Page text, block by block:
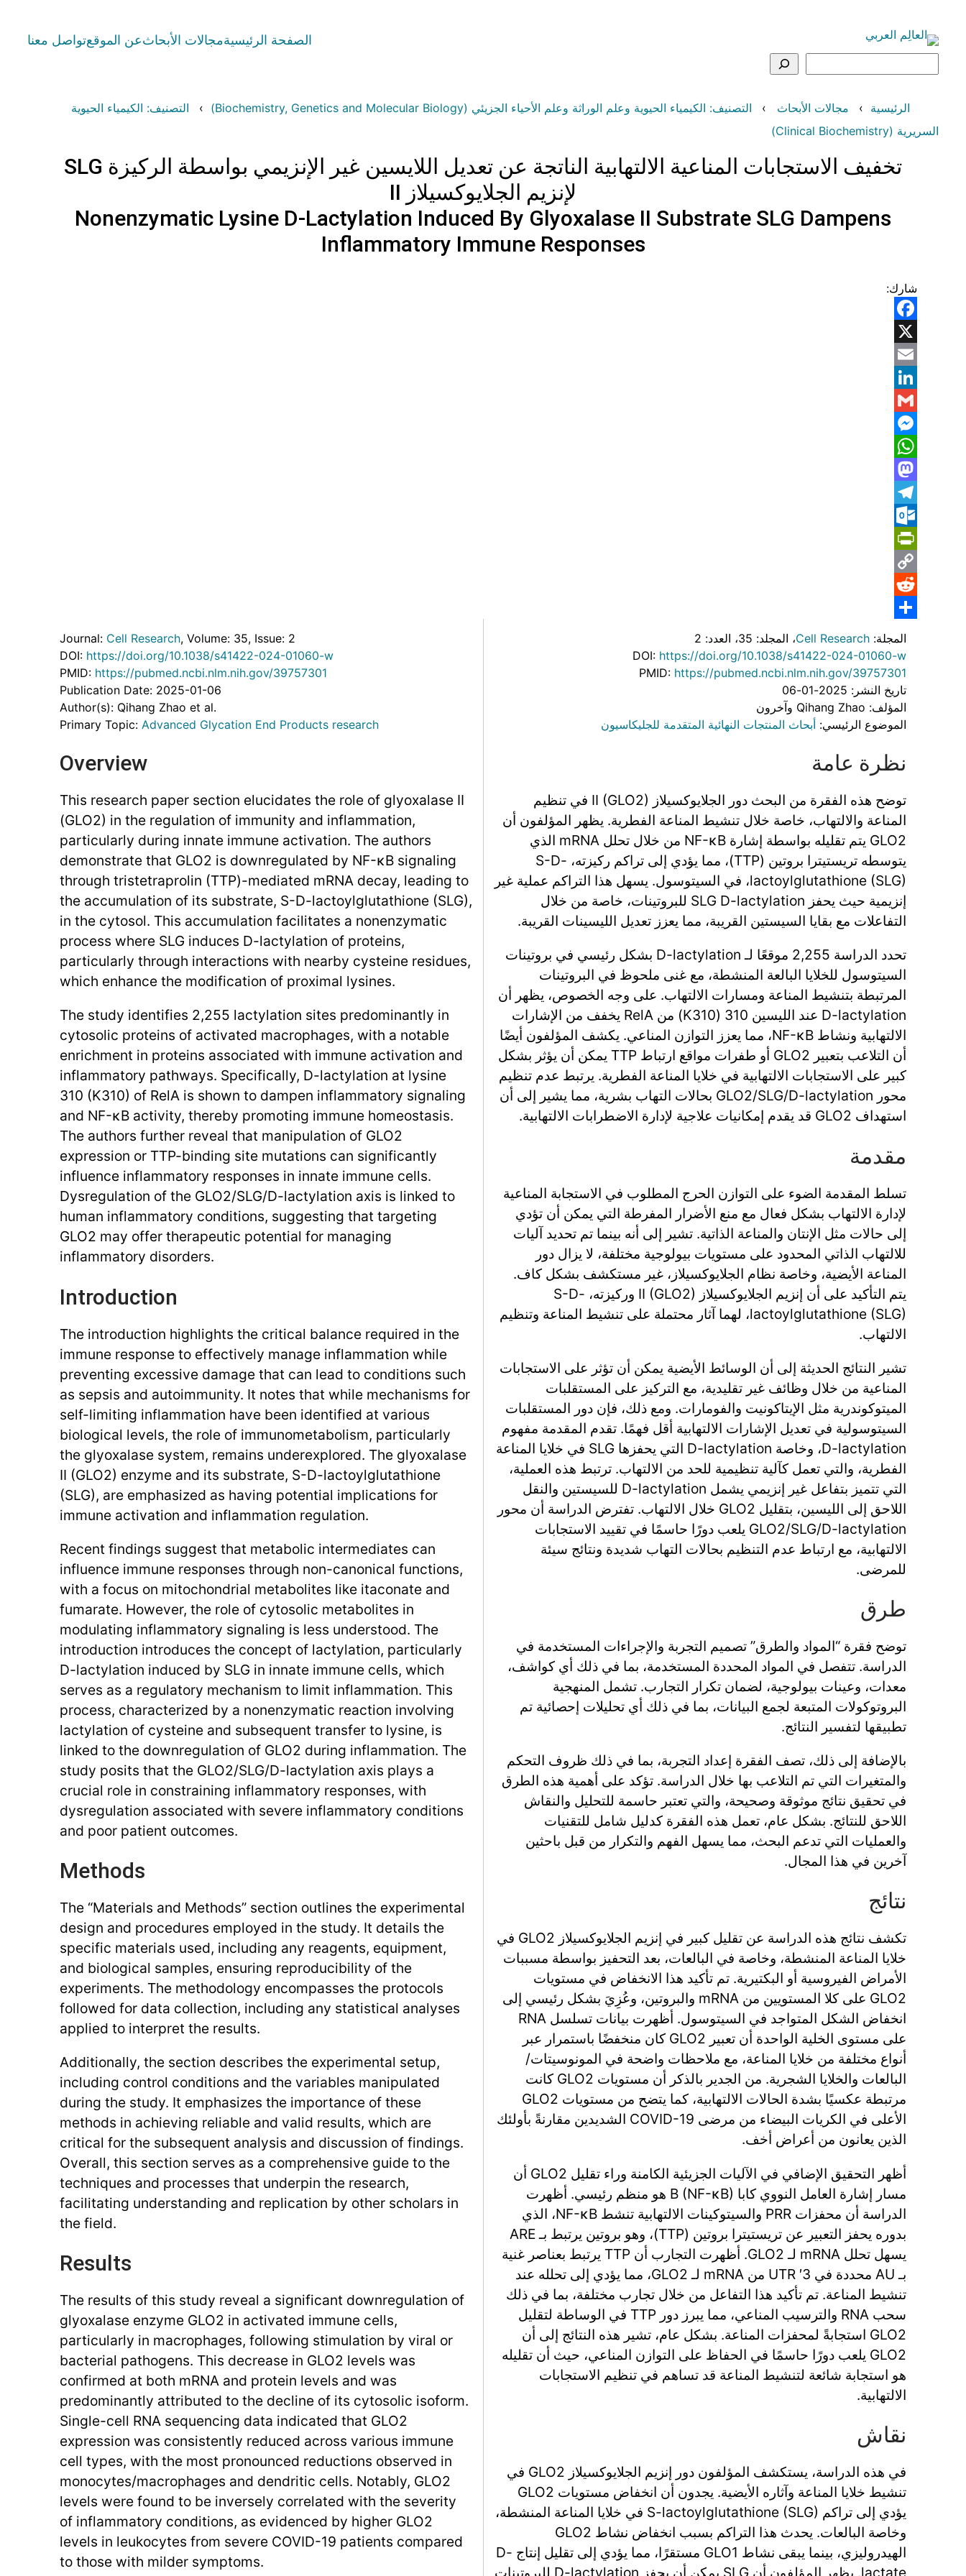
المحتوى
الصفحة الرئيسيةمجالات الأبحاثعن الموقعتواصل معنا
الرئيسية مجالات الأبحاث التصنيف: الكيمياء الحيوية وعلم الوراثة وعلم الأحياء الجزيئي (Biochemistry, Genetics and Molecular Biology)
التصنيف: الكيمياء الحيوية
السريرية (Clinical Biochemistry)
تخفيف الاستجابات المناعية الالتهابية الناتجة عن تعديل اللايسين غير الإنزيمي بواسطة الركيزة SLG
لإنزيم الجلايوكسيلاز II
Nonenzymatic Lysine D-Lactylation Induced By Glyoxalase II Substrate SLG Dampens
Inflammatory Immune Responses
شارك:
Facebook
X
Email
LinkedIn
Gmail
Messenger
WhatsApp
Mastodon
Telegram
Outlook.com
PrintFriendly
Copy
Link
Reddit
Share
المجلة: Cell Research، المجلد: 35
، العدد: 2
DOI: https://doi.org/10.1038/s41422-024-01060-w
PMID: https://pubmed.ncbi.nlm.nih.gov/39757301
تاريخ النشر: 2025-01-06
المؤلف: Qihang Zhao وآخرون
الموضوع الرئيسي: أبحاث المنتجات النهائية المتقدمة للجليكاسيون
نظرة عامة
توضح هذه الفقرة من البحث دور الجلايوكسيلاز II (GLO2) في تنظيم
المناعة والالتهاب، خاصة خلال تنشيط المناعة الفطرية. يظهر المؤلفون أن
GLO2 يتم تقليله بواسطة إشارة NF-κB من خلال تحلل mRNA الذي
يتوسطه تريستيترا بروتين (TTP)، مما يؤدي إلى تراكم ركيزته، S-D-
lactoylglutathione (SLG)، في السيتوسول. يسهل هذا التراكم عملية غير
إنزيمية حيث يحفز SLG D-lactylation للبروتينات، خاصة من خلال
التفاعلات مع بقايا السيستين القريبة، مما يعزز تعديل الليسينات القريبة.
تحدد الدراسة 2,255 موقعًا لـ D-lactylation بشكل رئيسي في بروتينات
السيتوسول للخلايا البالعة المنشطة، مع غنى ملحوظ في البروتينات
المرتبطة بتنشيط المناعة ومسارات الالتهاب. على وجه الخصوص، يظهر أن
D-lactylation عند الليسين 310 (K310) من RelA يخفف من الإشارات
الالتهابية ونشاط NF-κB، مما يعزز التوازن المناعي. يكشف المؤلفون أيضًا
أن التلاعب بتعبير GLO2 أو طفرات مواقع ارتباط TTP يمكن أن يؤثر بشكل
كبير على الاستجابات الالتهابية في خلايا المناعة الفطرية. يرتبط عدم تنظيم
محور GLO2/SLG/D-lactylation بحالات التهاب بشرية، مما يشير إلى أن
استهداف GLO2 قد يقدم إمكانيات علاجية لإدارة الاضطرابات الالتهابية.
مقدمة
تسلط المقدمة الضوء على التوازن الحرج المطلوب في الاستجابة المناعية
لإدارة الالتهاب بشكل فعال مع منع الأضرار المفرطة التي يمكن أن تؤدي
إلى حالات مثل الإنتان والمناعة الذاتية. تشير إلى أنه بينما تم تحديد آليات
للالتهاب الذاتي المحدود على مستويات بيولوجية مختلفة، لا يزال دور
المناعة الأيضية، وخاصة نظام الجلايوكسيلاز، غير مستكشف بشكل كاف.
يتم التأكيد على أن إنزيم الجلايوكسيلاز II (GLO2) وركيزته، S-D-
lactoylglutathione (SLG)، لهما آثار محتملة على تنشيط المناعة وتنظيم
الالتهاب.
تشير النتائج الحديثة إلى أن الوسائط الأيضية يمكن أن تؤثر على الاستجابات
المناعية من خلال وظائف غير تقليدية، مع التركيز على المستقلبات
الميتوكوندرية مثل الإيتاكونيت والفومارات. ومع ذلك، فإن دور المستقلبات
السيتوسولية في تعديل الإشارات الالتهابية أقل فهمًا. تقدم المقدمة مفهوم
D-lactylation، وخاصة D-lactylation التي يحفزها SLG في خلايا المناعة
الفطرية، والتي تعمل كآلية تنظيمية للحد من الالتهاب. ترتبط هذه العملية،
التي تتميز بتفاعل غير إنزيمي يشمل D-lactylation للسيستين والنقل
اللاحق إلى الليسين، بتقليل GLO2 خلال الالتهاب. تفترض الدراسة أن محور
GLO2/SLG/D-lactylation يلعب دورًا حاسمًا في تقييد الاستجابات
الالتهابية، مع ارتباط عدم التنظيم بحالات التهاب شديدة ونتائج سيئة
للمرضى.
طرق
توضح فقرة “المواد والطرق” تصميم التجربة والإجراءات المستخدمة في
الدراسة. تتفصل في المواد المحددة المستخدمة، بما في ذلك أي كواشف،
معدات، وعينات بيولوجية، لضمان تكرار التجارب. تشمل المنهجية
البروتوكولات المتبعة لجمع البيانات، بما في ذلك أي تحليلات إحصائية تم
تطبيقها لتفسير النتائج.
بالإضافة إلى ذلك، تصف الفقرة إعداد التجربة، بما في ذلك ظروف التحكم
والمتغيرات التي تم التلاعب بها خلال الدراسة. تؤكد على أهمية هذه الطرق
في تحقيق نتائج موثوقة وصحيحة، والتي تعتبر حاسمة للتحليل والنقاش
اللاحق للنتائج. بشكل عام، تعمل هذه الفقرة كدليل شامل للتقنيات
والعمليات التي تدعم البحث، مما يسهل الفهم والتكرار من قبل باحثين
آخرين في هذا المجال.
نتائج
تكشف نتائج هذه الدراسة عن تقليل كبير في إنزيم الجلايوكسيلاز GLO2 في
خلايا المناعة المنشطة، وخاصة في البالعات، بعد التحفيز بواسطة مسببات
الأمراض الفيروسية أو البكتيرية. تم تأكيد هذا الانخفاض في مستويات
GLO2 على كلا المستويين من mRNA والبروتين، وعُزِيَ بشكل رئيسي إلى
انخفاض الشكل المتواجد في السيتوسول. أظهرت بيانات تسلسل RNA
على مستوى الخلية الواحدة أن تعبير GLO2 كان منخفضًا باستمرار عبر
أنواع مختلفة من خلايا المناعة، مع ملاحظات واضحة في المونوسيتات/
البالعات والخلايا الشجرية. من الجدير بالذكر أن مستويات GLO2 كانت
مرتبطة عكسيًا بشدة الحالات الالتهابية، كما يتضح من مستويات GLO2
الأعلى في الكريات البيضاء من مرضى COVID-19 الشديدين مقارنةً بأولئك
الذين يعانون من أعراض أخف.
أظهر التحقيق الإضافي في الآليات الجزيئية الكامنة وراء تقليل GLO2 أن
مسار إشارة العامل النووي كابا B (NF-κB) هو منظم رئيسي. أظهرت
الدراسة أن محفزات PRR والسيتوكينات الالتهابية تنشط NF-κB، الذي
بدوره يحفز التعبير عن تريستيترا بروتين (TTP)، وهو بروتين يرتبط بـ ARE
يسهل تحلل mRNA لـ GLO2. أظهرت التجارب أن TTP يرتبط بعناصر غنية
بـ AU محددة في 3′ UTR من mRNA لـ GLO2، مما يؤدي إلى تحلله عند
تنشيط المناعة. تم تأكيد هذا التفاعل من خلال تجارب مختلفة، بما في ذلك
سحب RNA والترسيب المناعي، مما يبرز دور TTP في الوساطة لتقليل
GLO2 استجابةً لمحفزات المناعة. بشكل عام، تشير هذه النتائج إلى أن
GLO2 يلعب دورًا حاسمًا في الحفاظ على التوازن المناعي، حيث أن تقليله
هو استجابة شائعة لتنشيط المناعة قد تساهم في تنظيم الاستجابات
الالتهابية.
نقاش
في هذه الدراسة، يستكشف المؤلفون دور إنزيم الجلايوكسيلاز GLO2 في
تنشيط خلايا المناعة وآثاره الأيضية. يجدون أن انخفاض مستويات GLO2
يؤدي إلى تراكم S-lactoylglutathione (SLG) في خلايا المناعة المنشطة،
وخاصة البالعات. يحدث هذا التراكم بسبب انخفاض نشاط GLO2
الهيدروليزي، بينما يبقى نشاط GLO1 مستقرًا، مما يؤدي إلى تقليل إنتاج D-
lactate. يظهر المؤلفون أن SLG يمكن أن يحفز D-lactylation للبروتينات
Journal: Cell Research, Volume: 35, Issue: 2
DOI: https://doi.org/10.1038/s41422-024-01060-w
PMID: https://pubmed.ncbi.nlm.nih.gov/39757301
Publication Date: 2025-01-06
Author(s): Qihang Zhao et al.
Primary Topic: Advanced Glycation End Products research
Overview
This research paper section elucidates the role of glyoxalase II
(GLO2) in the regulation of immunity and inflammation,
particularly during innate immune activation. The authors
demonstrate that GLO2 is downregulated by NF-κB signaling
through tristetraprolin (TTP)-mediated mRNA decay, leading to
the accumulation of its substrate, S-D-lactoylglutathione (SLG),
in the cytosol. This accumulation facilitates a nonenzymatic
process where SLG induces D-lactylation of proteins,
particularly through interactions with nearby cysteine residues,
which enhance the modification of proximal lysines.
The study identifies 2,255 lactylation sites predominantly in
cytosolic proteins of activated macrophages, with a notable
enrichment in proteins associated with immune activation and
inflammatory pathways. Specifically, D-lactylation at lysine
310 (K310) of RelA is shown to dampen inflammatory signaling
and NF-κB activity, thereby promoting immune homeostasis.
The authors further reveal that manipulation of GLO2
expression or TTP-binding site mutations can significantly
influence inflammatory responses in innate immune cells.
Dysregulation of the GLO2/SLG/D-lactylation axis is linked to
human inflammatory conditions, suggesting that targeting
GLO2 may offer therapeutic potential for managing
inflammatory disorders.
Introduction
The introduction highlights the critical balance required in the
immune response to effectively manage inflammation while
preventing excessive damage that can lead to conditions such
as sepsis and autoimmunity. It notes that while mechanisms for
self-limiting inflammation have been identified at various
biological levels, the role of immunometabolism, particularly
the glyoxalase system, remains underexplored. The glyoxalase
II (GLO2) enzyme and its substrate, S-D-lactoylglutathione
(SLG), are emphasized as having potential implications for
immune activation and inflammation regulation.
Recent findings suggest that metabolic intermediates can
influence immune responses through non-canonical functions,
with a focus on mitochondrial metabolites like itaconate and
fumarate. However, the role of cytosolic metabolites in
modulating inflammatory signaling is less understood. The
introduction introduces the concept of lactylation, particularly
D-lactylation induced by SLG in innate immune cells, which
serves as a regulatory mechanism to limit inflammation. This
process, characterized by a nonenzymatic reaction involving
lactylation of cysteine and subsequent transfer to lysine, is
linked to the downregulation of GLO2 during inflammation. The
study posits that the GLO2/SLG/D-lactylation axis plays a
crucial role in constraining inflammatory responses, with
dysregulation associated with severe inflammatory conditions
and poor patient outcomes.
Methods
The “Materials and Methods” section outlines the experimental
design and procedures employed in the study. It details the
specific materials used, including any reagents, equipment,
and biological samples, ensuring reproducibility of the
experiments. The methodology encompasses the protocols
followed for data collection, including any statistical analyses
applied to interpret the results.
Additionally, the section describes the experimental setup,
including control conditions and the variables manipulated
during the study. It emphasizes the importance of these
methods in achieving reliable and valid results, which are
critical for the subsequent analysis and discussion of findings.
Overall, this section serves as a comprehensive guide to the
techniques and processes that underpin the research,
facilitating understanding and replication by other scholars in
the field.
Results
The results of this study reveal a significant downregulation of
glyoxalase enzyme GLO2 in activated immune cells,
particularly in macrophages, following stimulation by viral or
bacterial pathogens. This decrease in GLO2 levels was
confirmed at both mRNA and protein levels and was
predominantly attributed to the decline of its cytosolic isoform.
Single-cell RNA sequencing data indicated that GLO2
expression was consistently reduced across various immune
cell types, with the most pronounced reductions observed in
monocytes/macrophages and dendritic cells. Notably, GLO2
levels were found to be inversely correlated with the severity
of inflammatory conditions, as evidenced by higher GLO2
levels in leukocytes from severe COVID-19 patients compared
to those with milder symptoms.